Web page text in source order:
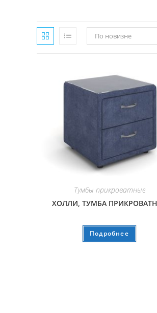
По новизне
Тумбы прикроватные
ХОЛЛИ, ТУМБА
Подробнее